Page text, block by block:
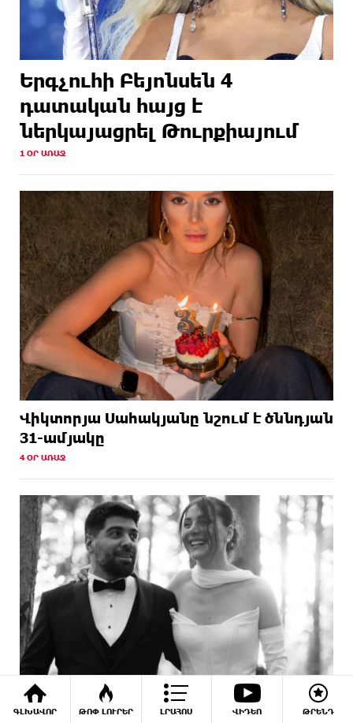
ԳԼԽԱՎՈՐ ԹՈՓ ԼՈՒՐԵՐ ԼՐԱՀՈՍ ՎԻԴԵՈ ԹՐԵՆԴ
Երգչուհի Բեյոնսեն ​​4
դատական հայց է
ներկայացրել Թուրքիայում
1 ՕՐ ԱՌԱՋ
Վիկտորյա Սահակյանը նշում է ծննդյան
31-ամյակը
4 ՕՐ ԱՌԱՋ